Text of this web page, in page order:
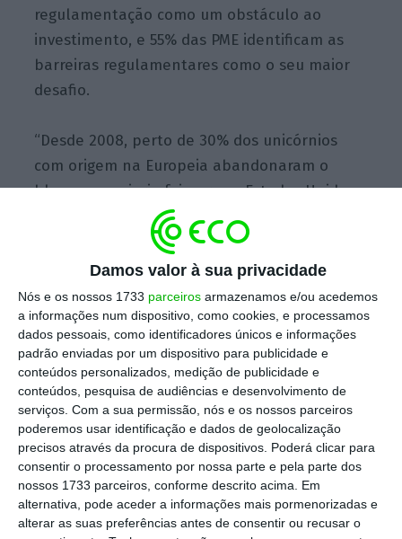
Damos valor à sua privacidade
Nós e os nossos 1733 parceiros armazenamos e/ou acedemos
a informações num dispositivo, como cookies, e processamos
dados pessoais, como identificadores únicos e informações
padrão enviadas por um dispositivo para publicidade e
conteúdos personalizados, medição de publicidade e
conteúdos, pesquisa de audiências e desenvolvimento de
serviços. Com a sua permissão, nós e os nossos parceiros
poderemos usar identificação e dados de geolocalização
precisos através da procura de dispositivos. Poderá clicar para
consentir o processamento por nossa parte e pela parte dos
nossos 1733 parceiros, conforme descrito acima. Em
alternativa, pode aceder a informações mais pormenorizadas e
alterar as suas preferências antes de consentir ou recusar o
regulamentação como um obstáculo ao
investimento, e 55% das PME identificam as
barreiras regulamentares como o seu maior
desafio.
“Desde 2008, perto de 30% dos unicórnios
com origem na Europeia abandonaram o
bloco e a maioria foi para os Estados Unidos,
e isto tem de mudar.
A Europa tem de ser casa
da inovação, não só em áreas emergentes
como também setores tradicionais“, afirmou
Draghi, durante uma conferência de
imprensa, sublinhando que o bloco “está
presa e povoada de empresas tecnológicas
medianas que já estão maduras”, alertou.
A estratégia de Draghi para salvar a
competitividade da UE
Ler Mais
No seu muito aguardado relatório